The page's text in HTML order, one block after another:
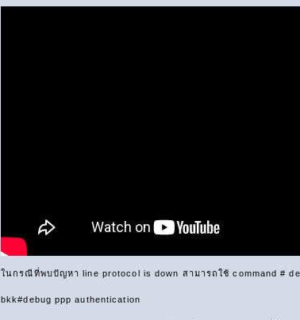
ในกรณีที่พบปัญหา line protocol is down สามารถใช้ command #
bkk#debug ppp authentication